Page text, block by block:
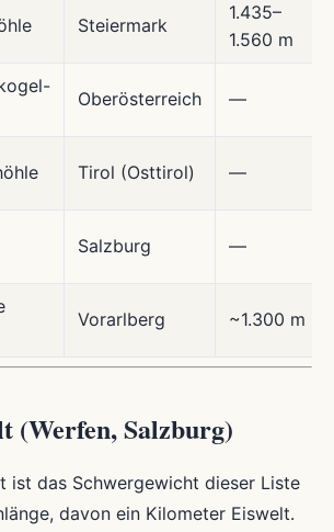
Steiermark
1.435–
1.560 m
Oberösterreich —
Tirol (Osttirol) —
Salzburg —
Vorarlberg ~1.300 m
(Werfen, Salzburg)
ist das Schwergewicht dieser Liste
davon ein Kilometer Eiswelt.